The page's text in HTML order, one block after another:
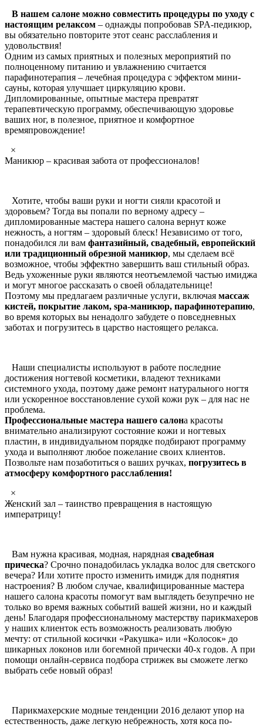
В нашем салоне можно совместить процедуры по уходу с
настоящим релаксом – однажды попробовав SPA-педикюр,
вы обязательно повторите этот сеанс расслабления и
удовольствия!
Одним из самых приятных и полезных мероприятий по
полноценному питанию и увлажнению считается
парафинотерапия – лечебная процедура с эффектом мини-
сауны, которая улучшает циркуляцию крови.
Дипломированные, опытные мастера превратят
терапевтическую программу, обеспечивающую здоровье
ваших ног, в полезное, приятное и комфортное
времяпровождение!
×
Маникюр – красивая забота от профессионалов!
Хотите, чтобы ваши руки и ногти сияли красотой и
здоровьем? Тогда вы попали по верному адресу –
дипломированные мастера нашего салона вернут коже
нежность, а ногтям – здоровый блеск! Независимо от того,
понадобился ли вам фантазийный, свадебный, европейский
или традиционный обрезной маникюр, мы сделаем всё
возможное, чтобы эффектно завершить ваш стильный образ.
Ведь ухоженные руки являются неотъемлемой частью имиджа
и могут многое рассказать о своей обладательнице!
Поэтому мы предлагаем различные услуги, включая массаж
кистей, покрытие лаком, spa-маникюр, парафинотерапию,
во время которых вы ненадолго забудете о повседневных
заботах и погрузитесь в царство настоящего релакса.
Наши специалисты используют в работе последние
достижения ногтевой косметики, владеют техниками
системного ухода, поэтому даже ремонт натурального ногтя
или ускоренное восстановление сухой кожи рук – для нас не
проблема.
Профессиональные мастера нашего салона красоты
внимательно анализируют состояние кожи и ногтевых
пластин, в индивидуальном порядке подбирают программу
ухода и выполняют любое пожелание своих клиентов.
Позвольте нам позаботиться о ваших ручках, погрузитесь в
атмосферу комфортного расслабления!
×
Женский зал – таинство превращения в настоящую
императрицу!
Вам нужна красивая, модная, нарядная свадебная
прическа? Срочно понадобилась укладка волос для светского
вечера? Или хотите просто изменить имидж для поднятия
настроения? В любом случае, квалифицированные мастера
нашего салона красоты помогут вам выглядеть безупречно не
только во время важных событий вашей жизни, но и каждый
день! Благодаря профессиональному мастерству парикмахеров
у наших клиенток есть возможность реализовать любую
мечту: от стильной косички «Ракушка» или «Колосок» до
шикарных локонов или богемной прически 40-х годов. А при
помощи онлайн-сервиса подбора стрижек вы сможете легко
выбрать себе новый образ!
Парикмахерские модные тенденции 2016 делают упор на
естественность, даже легкую небрежность, хотя коса по-